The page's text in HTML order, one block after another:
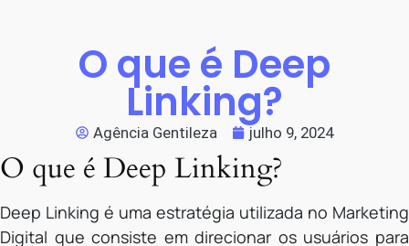
O que é Deep
Linking?
Agência Gentileza julho 9, 2024
O que é Deep Linking?
Deep Linking é uma estratégia utilizada no Marketing
Digital que consiste em direcionar os usuários para